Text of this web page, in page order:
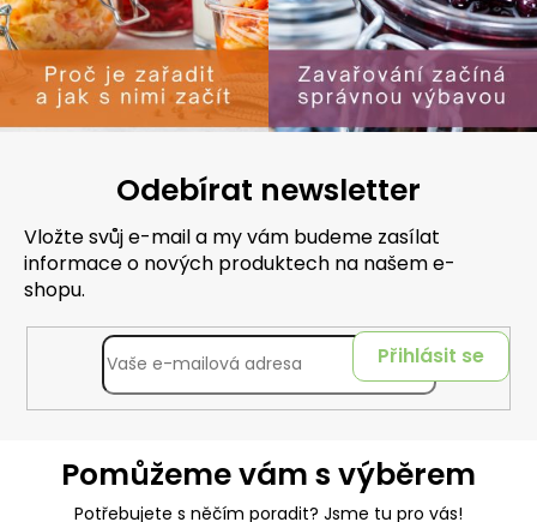
Odebírat newsletter
Vložte svůj e-mail a my vám budeme zasílat
informace o nových produktech na našem e-
shopu.
Přihlásit se
Pomůžeme vám s výběrem
Potřebujete s něčím poradit? Jsme tu pro vás!